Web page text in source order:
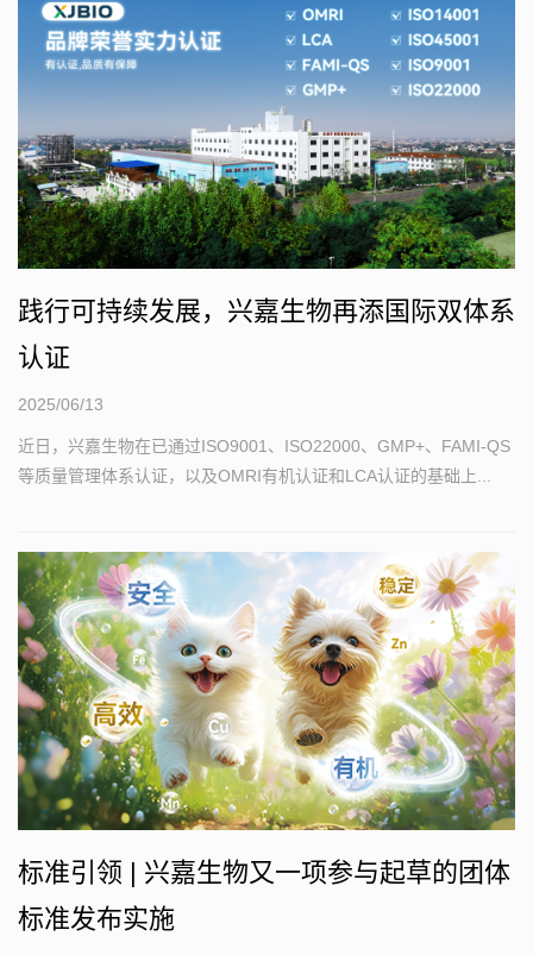
践行可持续发展，兴嘉生物再添国际双体系
认证
2025/06/13
近日，兴嘉生物在已通过ISO9001、ISO22000、GMP+、FAMI-QS
等质量管理体系认证，以及OMRI有机认证和LCA认证的基础上...
标准引领 | 兴嘉生物又一项参与起草的团体
标准发布实施